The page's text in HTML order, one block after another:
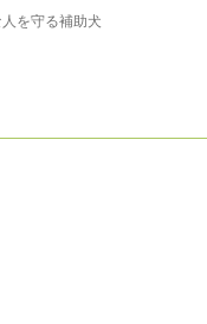
を守る補助犬